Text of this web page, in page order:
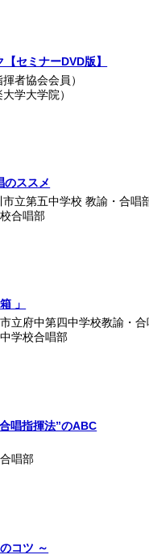
セミナーDVD版】
者協会会員）
学大学院）
のススメ
立第五中学校 教諭・合唱
合唱部
」
立府中第四中学校教諭・合
学校合唱部
唱指揮法”のABC
唱部
コツ ～